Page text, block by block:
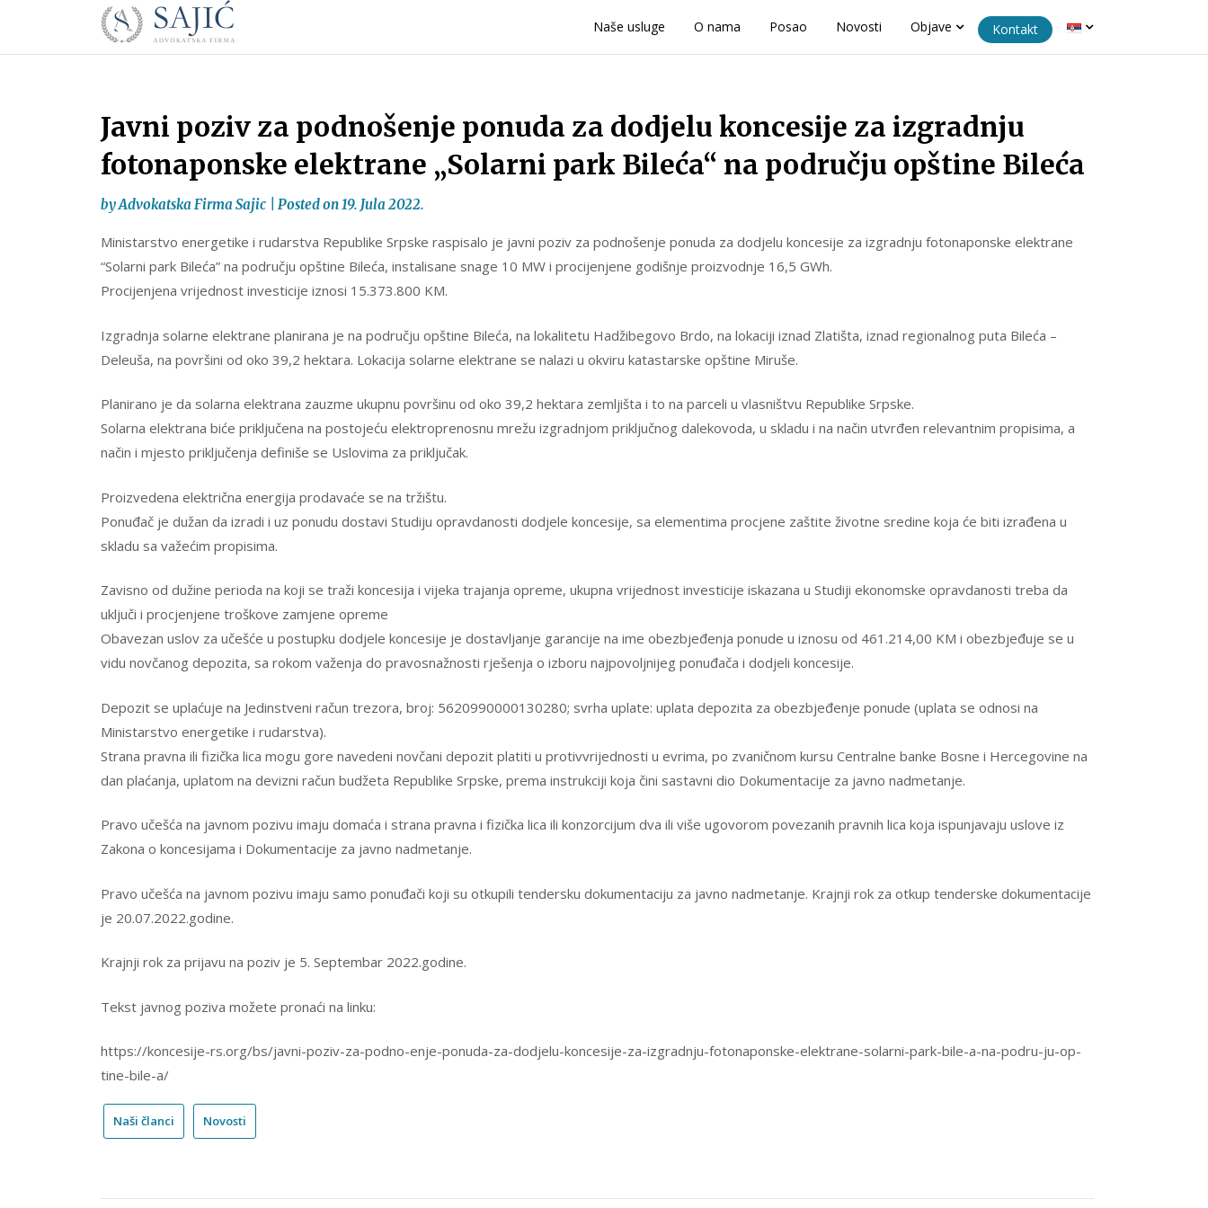
content
Advokatska
Sajić
|
Banja
Luka
Naše usluge O nama Posao Novosti Objave Kontakt
Javni poziv za podnošenje ponuda za dodjelu koncesije za izgradnju
fotonaponske elektrane „Solarni park Bileća“ na području opštine Bileća
byAdvokatska Firma Sajic Posted on19. Jula 2022.
Ministarstvo energetike i rudarstva Republike Srpske raspisalo je javni poziv za podnošenje ponuda za dodjelu koncesije za izgradnju fotonaponske elektrane
“Solarni park Bileća” na području opštine Bileća, instalisane snage 10 MW i procijenjene godišnje proizvodnje 16,5 GWh.
Procijenjena vrijednost investicije iznosi 15.373.800 KM.
Izgradnja solarne elektrane planirana je na području opštine Bileća, na lokalitetu Hadžibegovo Brdo, na lokaciji iznad Zlatišta, iznad regionalnog puta Bileća –
Deleuša, na površini od oko 39,2 hektara. Lokacija solarne elektrane se nalazi u okviru katastarske opštine Miruše.
Planirano je da solarna elektrana zauzme ukupnu površinu od oko 39,2 hektara zemljišta i to na parceli u vlasništvu Republike Srpske.
Solarna elektrana biće priključena na postojeću elektroprenosnu mrežu izgradnjom priključnog dalekovoda, u skladu i na način utvrđen relevantnim propisima, a
način i mjesto priključenja definiše se Uslovima za priključak.
Proizvedena električna energija prodavaće se na tržištu.
Ponuđač je dužan da izradi i uz ponudu dostavi Studiju opravdanosti dodjele koncesije, sa elementima procjene zaštite životne sredine koja će biti izrađena u
skladu sa važećim propisima.
Zavisno od dužine perioda na koji se traži koncesija i vijeka trajanja opreme, ukupna vrijednost investicije iskazana u Studiji ekonomske opravdanosti treba da
uključi i procjenjene troškove zamjene opreme
Obavezan uslov za učešće u postupku dodjele koncesije je dostavljanje garancije na ime obezbjeđenja ponude u iznosu od 461.214,00 KM i obezbjeđuje se u
vidu novčanog depozita, sa rokom važenja do pravosnažnosti rješenja o izboru najpovoljnijeg ponuđača i dodjeli koncesije.
Depozit se uplaćuje na Jedinstveni račun trezora, broj: 5620990000130280; svrha uplate: uplata depozita za obezbjeđenje ponude (uplata se odnosi na
Ministarstvo energetike i rudarstva).
Strana pravna ili fizička lica mogu gore navedeni novčani depozit platiti u protivvrijednosti u evrima, po zvaničnom kursu Centralne banke Bosne i Hercegovine na
dan plaćanja, uplatom na devizni račun budžeta Republike Srpske, prema instrukciji koja čini sastavni dio Dokumentacije za javno nadmetanje.
Pravo učešća na javnom pozivu imaju domaća i strana pravna i fizička lica ili konzorcijum dva ili više ugovorom povezanih pravnih lica koja ispunjavaju uslove iz
Zakona o koncesijama i Dokumentacije za javno nadmetanje.
Pravo učešća na javnom pozivu imaju samo ponuđači koji su otkupili tendersku dokumentaciju za javno nadmetanje. Krajnji rok za otkup tenderske dokumentacije
je 20.07.2022.godine.
Krajnji rok za prijavu na poziv je 5. Septembar 2022.godine.
Tekst javnog poziva možete pronaći na linku:
https://koncesije-rs.org/bs/javni-poziv-za-podno-enje-ponuda-za-dodjelu-koncesije-za-izgradnju-fotonaponske-elektrane-solarni-park-bile-a-na-podru-ju-op-
tine-bile-a/
Naši članci Novosti